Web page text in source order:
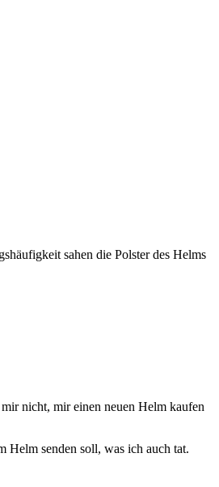
sahen die Polster des Helms
nicht, mir einen neuen Helm kaufen
Helm senden soll, was ich auch tat.